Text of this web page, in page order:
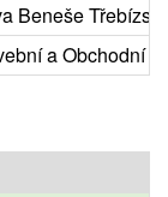
Beneše
a Obchodní